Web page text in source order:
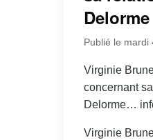
Delorme
Publié le mardi
Virginie
concernant
Delorme…
Virginie